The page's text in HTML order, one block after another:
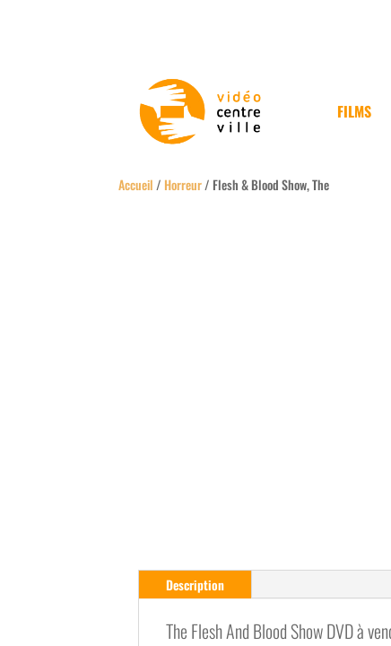
FILMS
Accueil / Horreur/ Flesh & Blood Show, The
Description
The Flesh And Blood Show DVD à